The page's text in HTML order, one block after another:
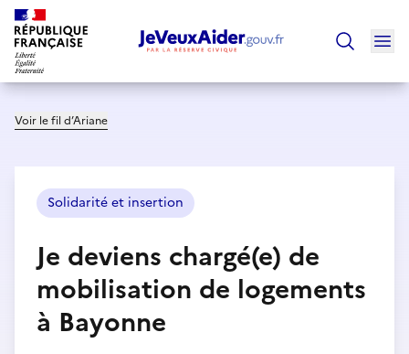
Voir le fil d’Ariane
Solidarité et insertion
Je deviens chargé(e) de
mobilisation de logements
à Bayonne